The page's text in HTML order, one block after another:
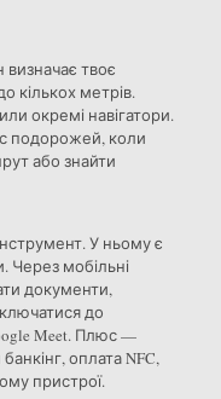
твоє
кількох метрів.
окремі навігатори.
подорожей, коли
або знайти
У ньому є
Через мобільні
документи,
до
Meet. Плюс —
оплата NFC,
пристрої.